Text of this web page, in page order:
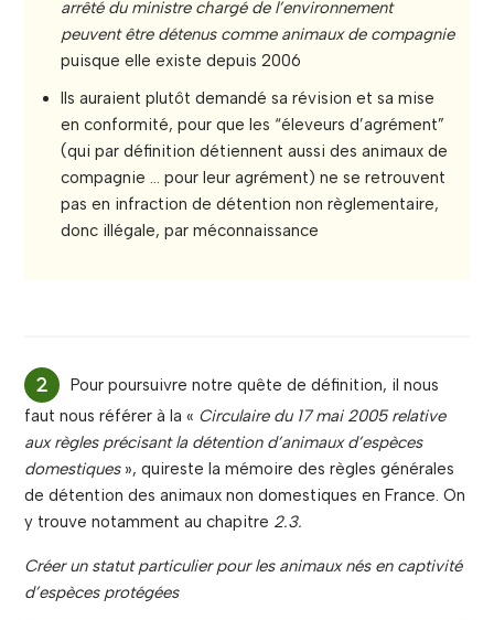
arrêté du ministre chargé de l’environnement
peuvent être détenus comme animaux de compagnie
puisque elle existe depuis 2006
Ils auraient plutôt demandé sa révision et sa mise
en conformité, pour que les “éleveurs d’agrément”
(qui par définition détiennent aussi des animaux de
compagnie … pour leur agrément) ne se retrouvent
pas en infraction de détention non règlementaire,
donc illégale, par méconnaissance
Pour poursuivre notre quête de définition, il nous
faut nous référer à la « Circulaire du 17 mai 2005 relative
aux règles précisant la détention d’animaux d’espèces
domestiques», quireste la mémoire des règles générales
de détention des animaux non domestiques en France. On
y trouve notamment au chapitre 2.3.
Créer un statut particulier pour les animaux nés en captivité
d’espèces protégées